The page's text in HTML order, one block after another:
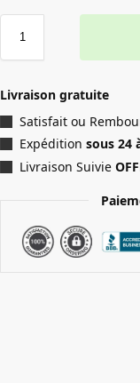
Livraison gratuite
Satisfait ou
Expédition sous 24
Livraison Suivie